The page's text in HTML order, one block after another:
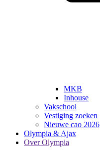
MKB
Inhouse
Vakschool
Vestiging zoeken
Nieuwe cao 2026
Olympia & Ajax
Over Olympia